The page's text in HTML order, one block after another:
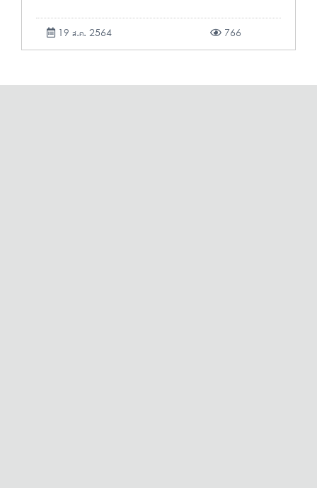
19 ส.ค. 2564 766